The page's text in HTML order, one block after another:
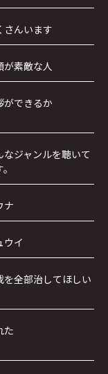
さんいます
が素敵な人
ができるか
なジャンルを聴いて
ナ
ウイ
を全部治してほしい
た